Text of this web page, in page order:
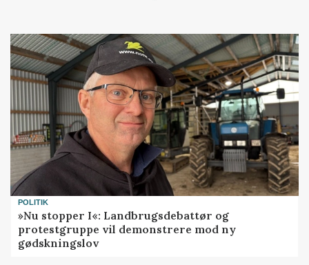
POLITIK
»Nu stopper I«: Landbrugsdebattør og
protestgruppe vil demonstrere mod ny
gødskningslov